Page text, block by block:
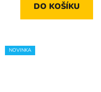
DO KOŠÍKU
NOVINKA